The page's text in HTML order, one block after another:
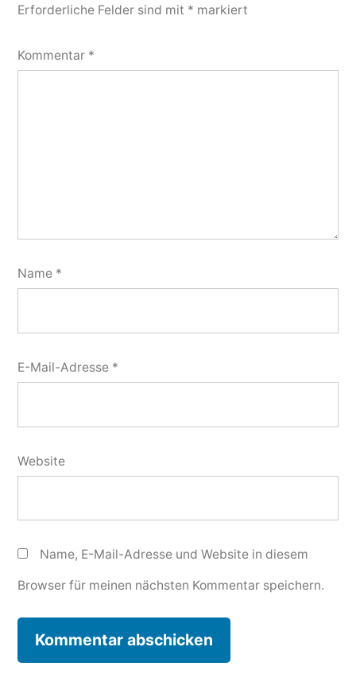
Erforderliche Felder sind mit * markiert
Kommentar *
Name *
E-Mail-Adresse *
Website
Name, E-Mail-Adresse und Website in diesem
Browser für meinen nächsten Kommentar speichern.